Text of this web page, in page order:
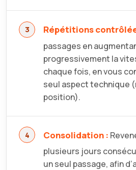
Répétitions
passages en
progressivement la
chaque fois, en vous
seul aspect technique
position).
Consolidation :
plusieurs jours
un seul passage, afin